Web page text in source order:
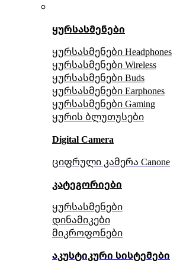
ყურსასმენები
ყურსასმენები Headphones
ყურსასმენები Wireless
ყურსასმენები Buds
ყურსასმენები Earphones
ყურსასმენები Gaming
ყურის ბლუთუსები
Digital Camera
ციფრული კამერა Сanone
კატეგორიები
ყურსასმენები
დინამიკები
მიკროფონები
აკუსტიკური სისტემები